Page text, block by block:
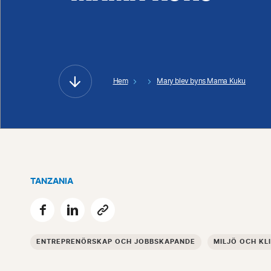
Hem Mary blev byns Mama Kuku
TANZANIA
ENTREPRENÖRSKAP OCH JOBBSKAPANDE MILJÖ OCH